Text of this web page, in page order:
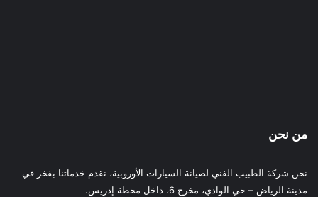
من نحن
نحن شركة الطبيب الفني لصيانة السيارات الأوروبية، نقدم خدماتنا بفخر في
مدينة الرياض – حي الوادي، مخرج 6، داخل محطة إدريس.